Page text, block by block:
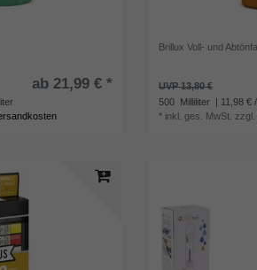
ab 21,99 € *
Brillux Voll- und
UVP 13,80 €
500 Milliliter
| 11,98 €
* inkl. ges. MwSt.